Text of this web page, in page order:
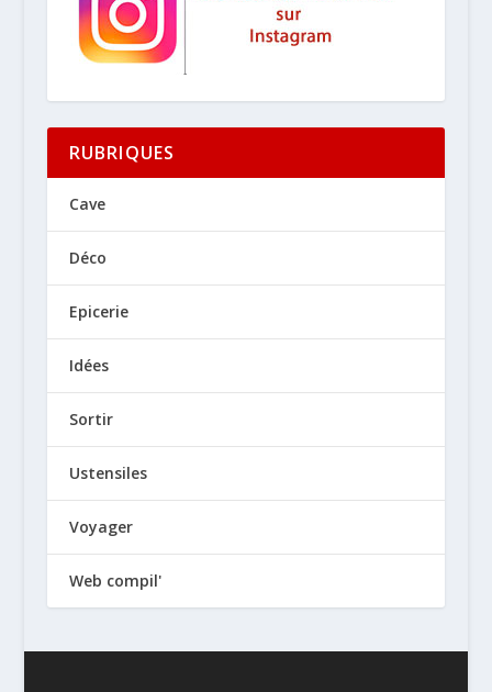
RUBRIQUES
Cave
Déco
Epicerie
Idées
Sortir
Ustensiles
Voyager
Web compil'